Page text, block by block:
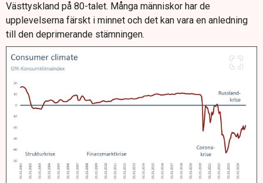
Västtyskland på 80-talet. Många människor har de
upplevelserna färskt i minnet och det kan vara en anledning
till den deprimerande stämningen.